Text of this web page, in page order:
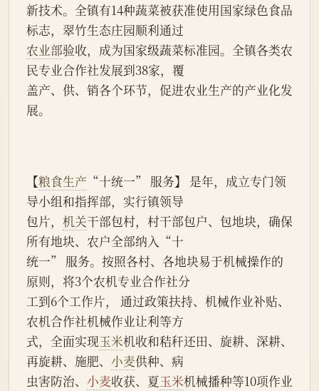
新技术。全镇有14种蔬菜被获准使用国家绿色食品
标志，翠竹生态庄园顺利通过
农业部验收，成为国家级蔬菜标准园。全镇各类农
民专业合作社发展到38家，覆
盖产、供、销各个环节，促进农业生产的产业化发
展。
【粮食生产 “十统一” 服务】 是年，成立专门领
导小组和指挥部，实行镇领导
包片， 机关干部包村，村干部包户、包地块，确保
所有地块、农户全部纳入“十
统一” 服务。按照各村、各地块易于机械操作的
原则，将3个农机专业合作社分
工到6个工作片， 通过政策扶持、机械作业补贴、
农机合作社机械作业让利等方
式，全面实现玉米机收和秸秆还田、旋耕、深耕、
再旋耕、施肥、 小麦供种、病
虫害防治、 小麦收获、夏玉米机械播种等10项作业